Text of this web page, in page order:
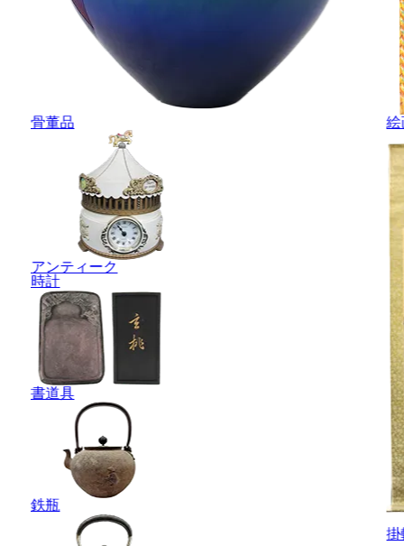
骨董品
アンティーク
時計
書道具
鉄瓶
絵
掛